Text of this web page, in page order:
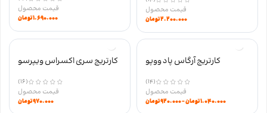
۲.۲۰۰.۰۰۰تومان ۱.۶۹۰.۰۰۰تومان
کارتریج آرگاس پاد ووپو
(14)
۱.۰۴۰.۰۰۰تومان–۹۲۰.۰۰۰تومان
کارتریج سری اکسراس ویپرسو
(16)
۹۷۰.۰۰۰تومان